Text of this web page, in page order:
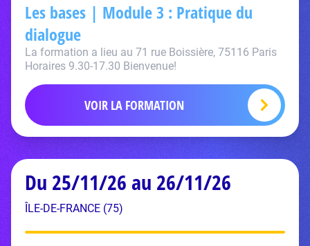
Les bases | Module 3 : Pratique du
dialogue
La formation a lieu au 71 rue Boissière, 75116 Paris
Horaires 9.30-17.30 Bienvenue!
VOIR LA FORMATION
Du 25/11/26 au 26/11/26
ÎLE-DE-FRANCE (75)